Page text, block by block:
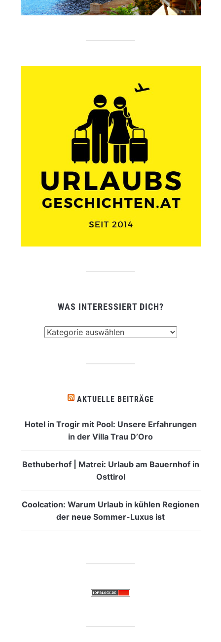
WAS INTERESSIERT DICH?
AKTUELLE BEITRÄGE
Hotel in Trogir mit Pool: Unsere Erfahrungen
in der Villa Trau D’Oro
Bethuberhof | Matrei: Urlaub am Bauernhof in
Osttirol
Coolcation: Warum Urlaub in kühlen Regionen
der neue Sommer-Luxus ist